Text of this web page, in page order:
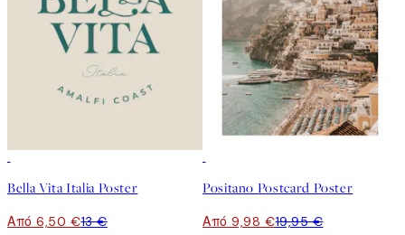
Bella Vita Italia Poster
Από 6,50 €13 €
Positano Postcard Poster
Από 9,98 €19,95 €